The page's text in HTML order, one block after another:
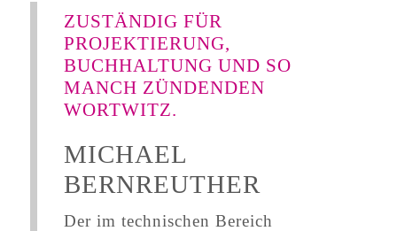
ZUSTÄNDIG FÜR
PROJEKTIERUNG,
BUCHHALTUNG UND SO
MANCH ZÜNDENDEN
WORTWITZ.
MICHAEL
BERNREUTHER
Der im technischen Bereich